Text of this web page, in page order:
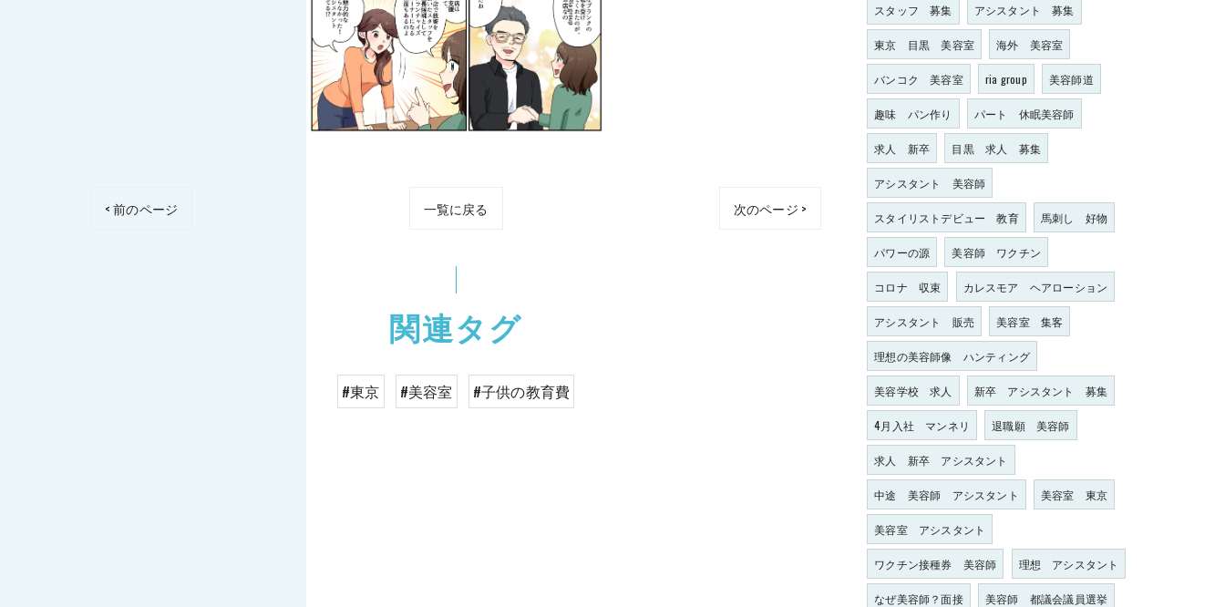
< 前のページ 一覧に戻る 次のページ >
関連タグ
#東京 #美容室 #子供の教育費
スタッフ 募集 アシスタント 募集
東京 目黒 美容室 海外 美容室
バンコク 美容室 ria group 美容師道
趣味 パン作り パート 休眠美容師
求人 新卒 目黒 求人 募集
アシスタント 美容師
スタイリストデビュー 教育 馬刺し 好物
パワーの源 美容師 ワクチン
コロナ 収束 カレスモア ヘアローション
アシスタント 販売 美容室 集客
理想の美容師像 ハンティング
美容学校 求人 新卒 アシスタント 募集
4月入社 マンネリ 退職願 美容師
求人 新卒 アシスタント
中途 美容師 アシスタント 美容室 東京
美容室 アシスタント
ワクチン接種券 美容師 理想 アシスタント
なぜ美容師？面接 美容師 都議会議員選挙